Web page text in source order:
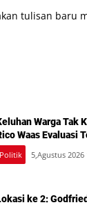
tulisan baru
Warga Tak
Waas Evaluasi
Politik 5,Agustus 2026
ke 2: